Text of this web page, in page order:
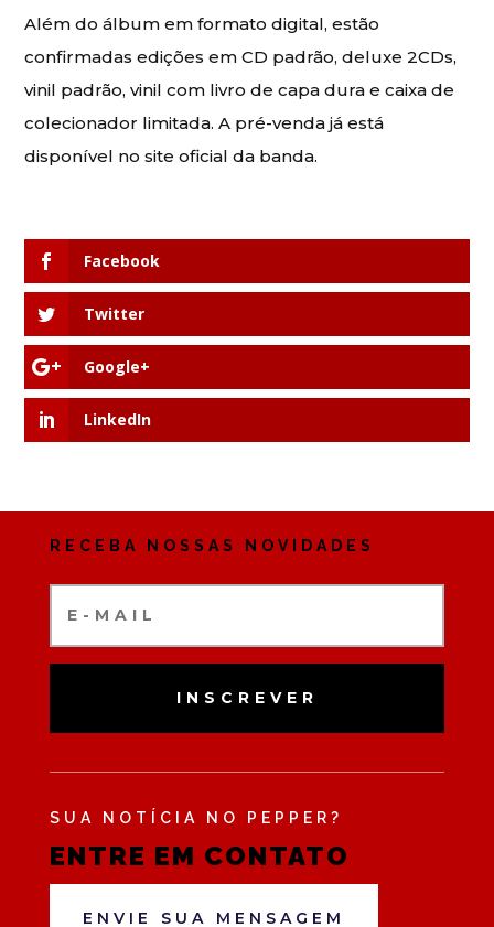
Além do álbum em formato digital, estão
confirmadas edições em CD padrão, deluxe 2CDs,
vinil padrão, vinil com livro de capa dura e caixa de
colecionador limitada. A pré-venda já está
disponível no site oficial da banda.
Facebook
Twitter
Google+
LinkedIn
RECEBA NOSSAS NOVIDADES
INSCREVER
SUA NOTÍCIA NO PEPPER?
ENTRE EM CONTATO
ENVIE SUA MENSAGEM